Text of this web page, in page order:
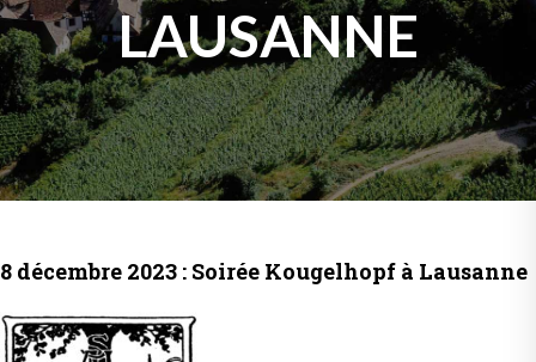
LAUSANNE
8 décembre 2023 : Soirée Kougelhopf à Lausanne